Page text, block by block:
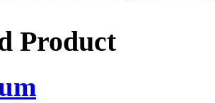
Product